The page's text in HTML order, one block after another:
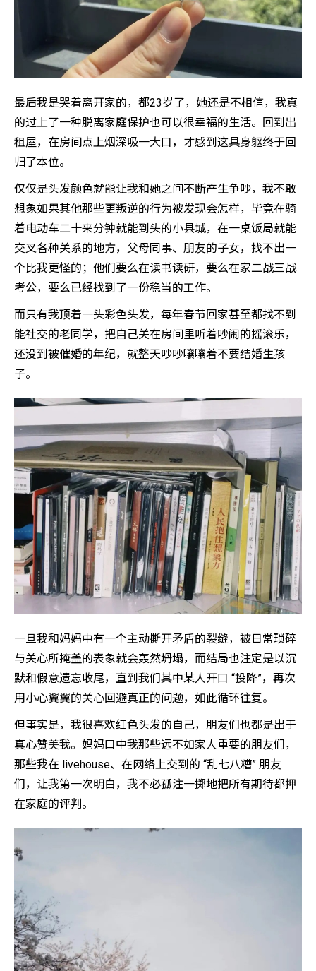
最后我是哭着离开家的，都23岁了，她还是不相信，我真
的过上了一种脱离家庭保护也可以很幸福的生活。回到出
租屋，在房间点上烟深吸一大口，才感到这具身躯终于回
归了本位。
仅仅是头发颜色就能让我和她之间不断产生争吵，我不敢
想象如果其他那些更叛逆的行为被发现会怎样，毕竟在骑
着电动车二十来分钟就能到头的小县城，在一桌饭局就能
交叉各种关系的地方，父母同事、朋友的子女，找不出一
个比我更怪的；他们要么在读书读研，要么在家二战三战
考公，要么已经找到了一份稳当的工作。
而只有我顶着一头彩色头发，每年春节回家甚至都找不到
能社交的老同学，把自己关在房间里听着吵闹的摇滚乐，
还没到被催婚的年纪，就整天吵吵嚷嚷着不要结婚生孩
子。
一旦我和妈妈中有一个主动撕开矛盾的裂缝，被日常琐碎
与关心所掩盖的表象就会轰然坍塌，而结局也注定是以沉
默和假意遗忘收尾，直到我们其中某人开口 “投降”，再次
用小心翼翼的关心回避真正的问题，如此循环往复。
但事实是，我很喜欢红色头发的自己，朋友们也都是出于
真心赞美我。妈妈口中我那些远不如家人重要的朋友们，
那些我在 livehouse、在网络上交到的 “乱七八糟” 朋友
们，让我第一次明白，我不必孤注一掷地把所有期待都押
在家庭的评判。